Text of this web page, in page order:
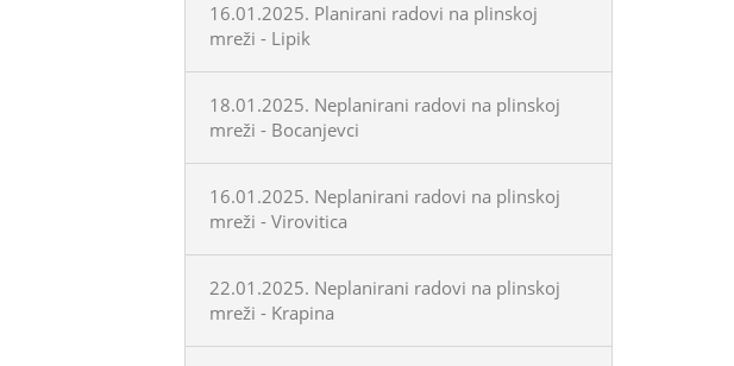
16.01.2025. Planirani radovi na plinskoj
mreži - Lipik
18.01.2025. Neplanirani radovi na plinskoj
mreži - Bocanjevci
16.01.2025. Neplanirani radovi na plinskoj
mreži - Virovitica
22.01.2025. Neplanirani radovi na plinskoj
mreži - Krapina